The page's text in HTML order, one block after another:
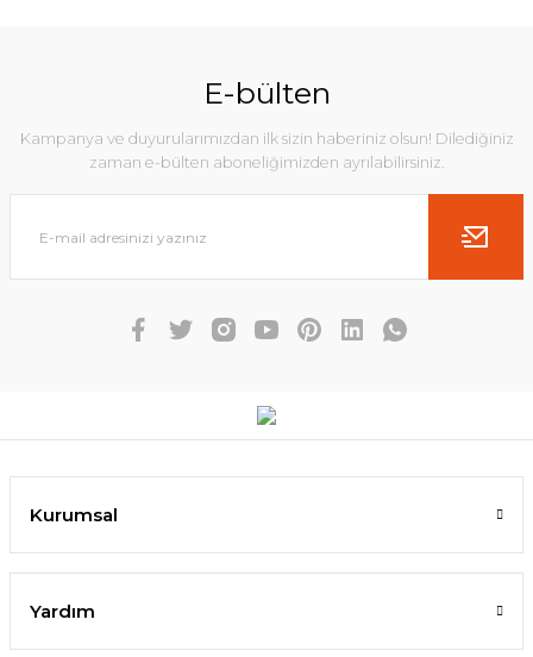
E-bülten
Kampanya ve duyurularımızdan ilk sizin haberiniz olsun! Dilediğiniz
zaman e-bülten aboneliğimizden ayrılabilirsiniz.
Kurumsal
Yardım